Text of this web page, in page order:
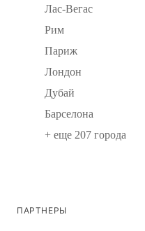
Лас-Вегас
Рим
Париж
Лондон
Дубай
Барселона
+ еще 207 города
ПАРТНЕРЫ